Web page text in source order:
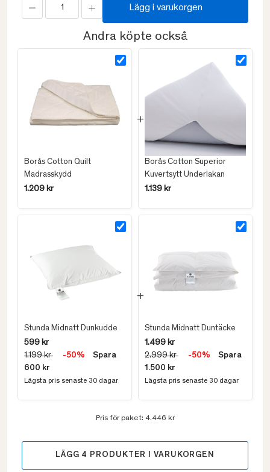
Lägg i varukorgen
Andra köpte också
Borås Cotton Quilt
Madrasskydd
1.209 kr
Borås Cotton Superior
Kuvertsytt Underlakan
1.139 kr
Stunda Midnatt Dunkudde
599 kr
1.199 kr
-50%
Spara
600 kr
Lägsta pris senaste 30 dagar
Stunda Midnatt Duntäcke
1.499 kr
2.999 kr
-50%
Spara
1.500 kr
Lägsta pris senaste 30 dagar
Pris för paket: 4.446 kr
LÄGG 4 PRODUKTER I VARUKORGEN